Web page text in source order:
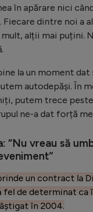
în apărare nici
Fiecare dintre noi a
alții mai puțini.
la un moment dat
autodepăși. În
putem trece
ne-a dat forță
“Nu vreau să
un contract la
fel de determinat ca
în 2004.